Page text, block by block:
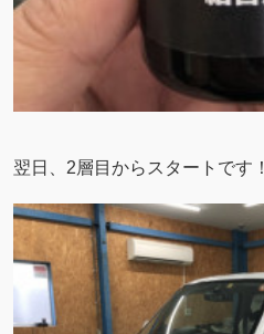
翌日、2層目からスタートです！